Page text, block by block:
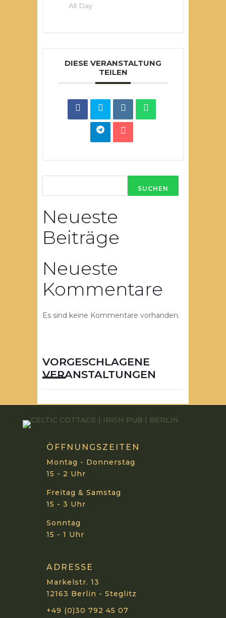
All Day
DIESE VERANSTALTUNG
TEILEN
SUCHEN
Neueste
Beiträge
Neueste
Kommentare
Es sind keine Kommentare vorhanden.
VORGESCHLAGENE
VERANSTALTUNGEN
ÖFFNUNGSZEITEN
Montag - Donnerstag
15 - 2 Uhr
Freitag & Samstag
15 - 3 Uhr
Sonntag
15 - 1 Uhr
ADRESSE
Markelstr. 13
12163 Berlin - Steglitz
+49 (0)30 792 45 07